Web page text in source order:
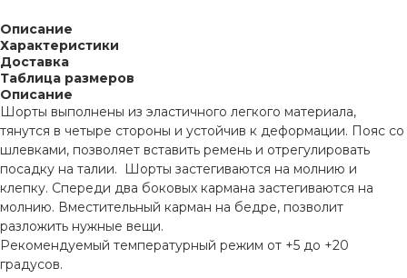
Описание
Характеристики
Доставка
Таблица размеров
Описание
Шорты выполнены из эластичного легкого материала,
тянутся в четыре стороны и устойчив к деформации. Пояс со
шлевками, позволяет вставить ремень и отрегулировать
посадку на талии. Шорты застегиваются на молнию и
клепку. Спереди два боковых кармана застегиваются на
молнию. Вместительный карман на бедре, позволит
разложить нужные вещи.
Рекомендуемый температурный режим от +5 до +20
градусов.